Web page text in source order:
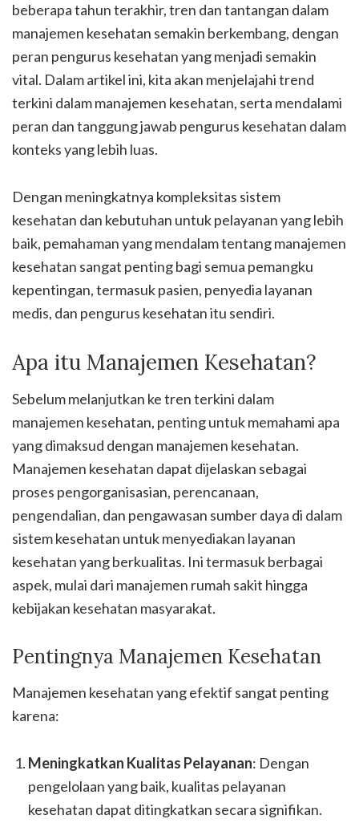
beberapa tahun terakhir, tren dan tantangan dalam
manajemen kesehatan semakin berkembang, dengan
peran pengurus kesehatan yang menjadi semakin
vital. Dalam artikel ini, kita akan menjelajahi trend
terkini dalam manajemen kesehatan, serta mendalami
peran dan tanggung jawab pengurus kesehatan dalam
konteks yang lebih luas.
Dengan meningkatnya kompleksitas sistem
kesehatan dan kebutuhan untuk pelayanan yang lebih
baik, pemahaman yang mendalam tentang manajemen
kesehatan sangat penting bagi semua pemangku
kepentingan, termasuk pasien, penyedia layanan
medis, dan pengurus kesehatan itu sendiri.
Apa itu Manajemen Kesehatan?
Sebelum melanjutkan ke tren terkini dalam
manajemen kesehatan, penting untuk memahami apa
yang dimaksud dengan manajemen kesehatan.
Manajemen kesehatan dapat dijelaskan sebagai
proses pengorganisasian, perencanaan,
pengendalian, dan pengawasan sumber daya di dalam
sistem kesehatan untuk menyediakan layanan
kesehatan yang berkualitas. Ini termasuk berbagai
aspek, mulai dari manajemen rumah sakit hingga
kebijakan kesehatan masyarakat.
Pentingnya Manajemen Kesehatan
Manajemen kesehatan yang efektif sangat penting
karena:
Meningkatkan Kualitas Pelayanan: Dengan
pengelolaan yang baik, kualitas pelayanan
kesehatan dapat ditingkatkan secara signifikan.